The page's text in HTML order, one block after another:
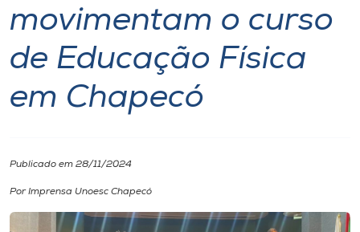
Portal de Ensino
Unoesc
I.nova
movimentam o curso
de Educação Física
em Chapecó
Publicado em 28/11/2024
Por Imprensa Unoesc Chapecó